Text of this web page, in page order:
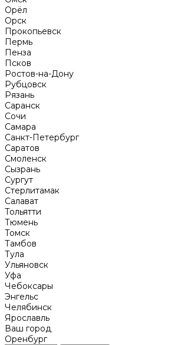
Орёл
Орск
Прокопьевск
Пермь
Пенза
Псков
Ростов-на-Дону
Рубцовск
Рязань
Саранск
Сочи
Самара
Санкт-Петербург
Саратов
Смоленск
Сызрань
Сургут
Стерлитамак
Салават
Тольятти
Тюмень
Томск
Тамбов
Тула
Ульяновск
Уфа
Чебоксары
Энгельс
Челябинск
Ярославль
Ваш город
Оренбург